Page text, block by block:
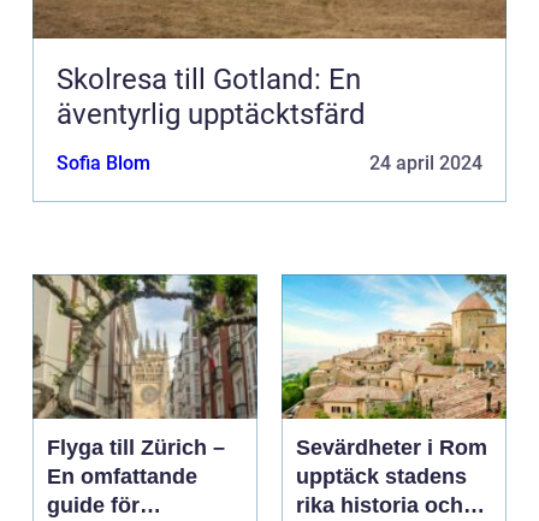
Skolresa till Gotland: En
äventyrlig upptäcktsfärd
Sofia Blom 24 april 2024
Flyga till Zürich –
En omfattande
guide för
Sevärdheter i Rom
upptäck stadens
rika historia och